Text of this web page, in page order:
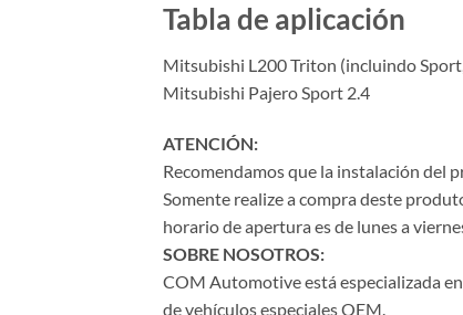
Tabla de aplicación
Mitsubishi L200 Triton (incluindo
Mitsubishi Pajero Sport 2.4
ATENCIÓN:
Recomendamos que la instalación del
Somente realize a compra deste
horario de apertura es de lunes a
SOBRE NOSOTROS:
COM Automotive está especializada
de vehículos especiales OEM.